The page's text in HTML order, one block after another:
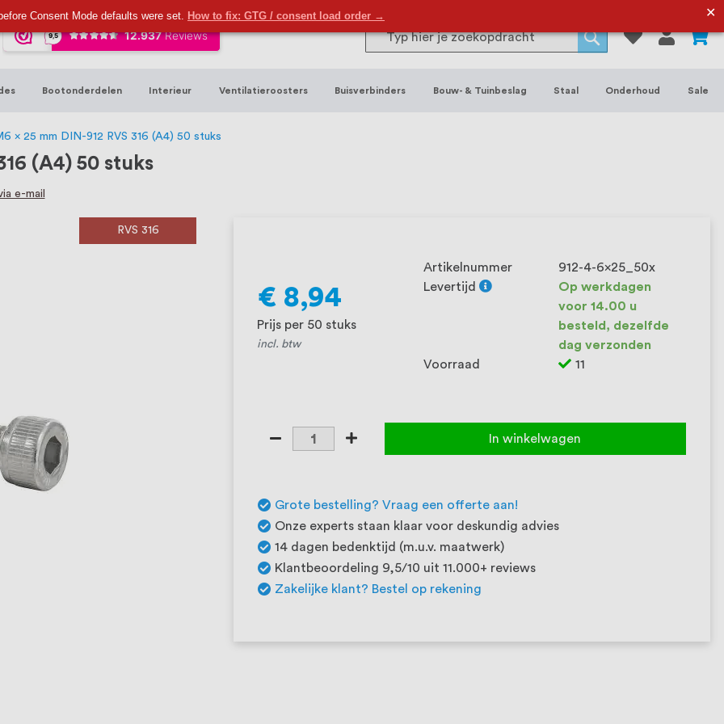
Consent Mode defaults were set. How to fix: GTG / consent load order → ✕
20 jaar ervaring in RVS producten voor binnen- en buitenhuis, waaronder
en bouwbeslag. In onze webshop vind je het grootste assortiment van
produceren, geheel volgens jouw specifieke wensen. Al sinds onze oprichting
we geloven dat een goede relatie met onze klanten het verschil maakt.
Search
Search
0
Bootonderdelen Interieur Ventilatieroosters Buisverbinders Bouw- & Tuinbeslag Staal Onderhoud Sale
x 25 mm DIN-912 RVS 316 (A4) 50 stuks
(A4) 50 stuks
e-mail
RVS 316
€ 8,94
Prijs per 50 stuks
incl. btw
Artikelnummer
912-4-6x25_50x
Levertijd
Op werkdagen
voor 14.00 u
besteld, dezelfde
dag verzonden
Voorraad
11
In winkelwagen
Grote bestelling? Vraag een offerte aan!
Onze experts staan klaar voor deskundig advies
14 dagen bedenktijd (m.u.v. maatwerk)
Klantbeoordeling 9,5/10 uit 11.000+ reviews
Zakelijke klant? Bestel op rekening